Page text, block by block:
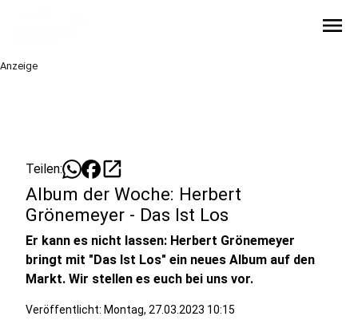
menu
Anzeige
Teilen: open_in_new
Album der Woche: Herbert
Grönemeyer - Das Ist Los
Er kann es nicht lassen: Herbert Grönemeyer
bringt mit "Das Ist Los" ein neues Album auf den
Markt. Wir stellen es euch bei uns vor.
Veröffentlicht: Montag, 27.03.2023 10:15